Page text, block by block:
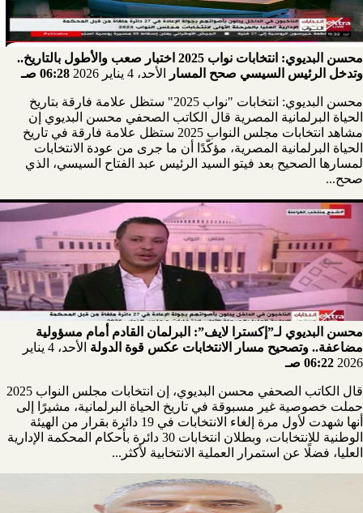
محسن البديوي: انتخابات نواب 2025 اختبار صعب والأطول بالتاريخ..
وتدخل الرئيس السيسي صحح المسار
الأحد، 4 يناير 2026 06:28 صـ
محسن البديوي: انتخابات "نواب 2025" ستظل علامة فارقة بتاريخ
الحياة البرلمانية المصرية قال الكاتب الصحفي محسن البديوي إن
مشاهد انتخابات مجلس النواب 2025 ستظل علامة فارقة في تاريخ
الحياة البرلمانية المصرية، مؤكّدًا أن ما جرى من عودة الانتخابات
لمسارها الصحيح بعد فيتو السيد الرئيس عبد الفتاح السيسي، الذي
صحح...
محسن البديوي لـ”إكسترا لايف”: البرلمان القادم أمام مسؤولية
مضاعفة.. وتصحيح مسار الانتخابات عكس قوة الدولة
الأحد، 4 يناير
2026 06:22 صـ
قال الكاتب الصحفي محسن البديوي، إن انتخابات مجلس النواب 2025
حملت خصوصية غير مسبوقة في تاريخ الحياة البرلمانية، مشيرًا إلى
أنها شهدت لأول مرة إلغاء الانتخابات في 19 دائرة بقرار من الهيئة
الوطنية للانتخابات، وبطلان انتخابات 30 دائرة بأحكام المحكمة الإدارية
العليا، فضلًا عن استمرار العملية الانتخابية لأكثر...